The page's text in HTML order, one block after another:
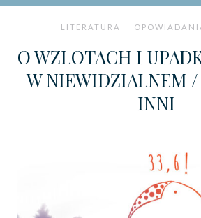
LITERATURA
O WZLOTACH I
W NIEWIDZIALNEM
INNI